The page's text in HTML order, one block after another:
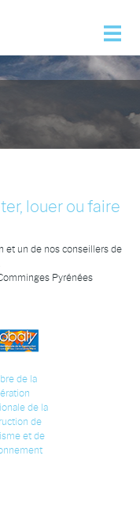
louer ou faire
et un de nos conseillers de
Pyrénées
de la
de la
de
et de